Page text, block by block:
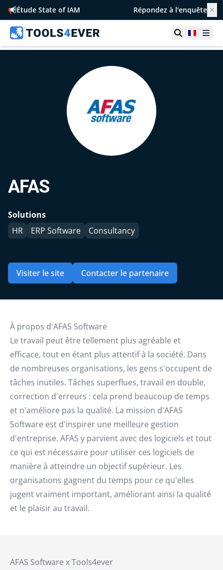
📢Étude State of IAM Répondez à l'enquête ✕
Ouvrir la
France
AFAS
Solutions
HR
ERP Software Consultancy
Visiter le site Contacter le partenaire
À propos d'AFAS Software
Le travail peut être tellement plus agréable et
efficace, tout en étant plus attentif à la société. Dans
de nombreuses organisations, les gens s'occupent de
tâches inutiles. Tâches superflues, travail en double,
correction d'erreurs : cela prend beaucoup de temps
et n'améliore pas la qualité. La mission d'AFAS
Software est d'inspirer une meilleure gestion
d'entreprise. AFAS y parvient avec des logiciels et tout
ce qui est nécessaire pour utiliser ces logiciels de
manière à atteindre un objectif supérieur. Les
organisations gagnent du temps pour ce qu'elles
jugent vraiment important, améliorant ainsi la qualité
et le plaisir au travail.
AFAS Software x Tools4ever